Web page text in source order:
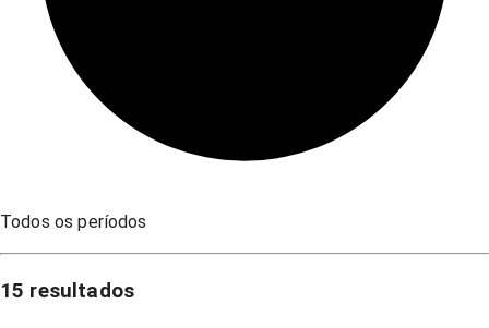
Todos os períodos
15 resultados